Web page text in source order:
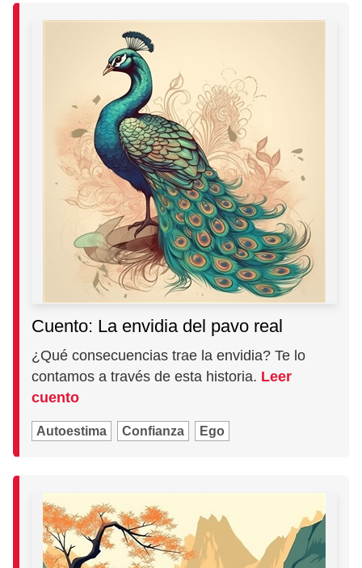
Cuento: La envidia del pavo real
¿Qué consecuencias trae la envidia? Te lo
contamos a través de esta historia. Leer
cuento
Autoestima Confianza Ego